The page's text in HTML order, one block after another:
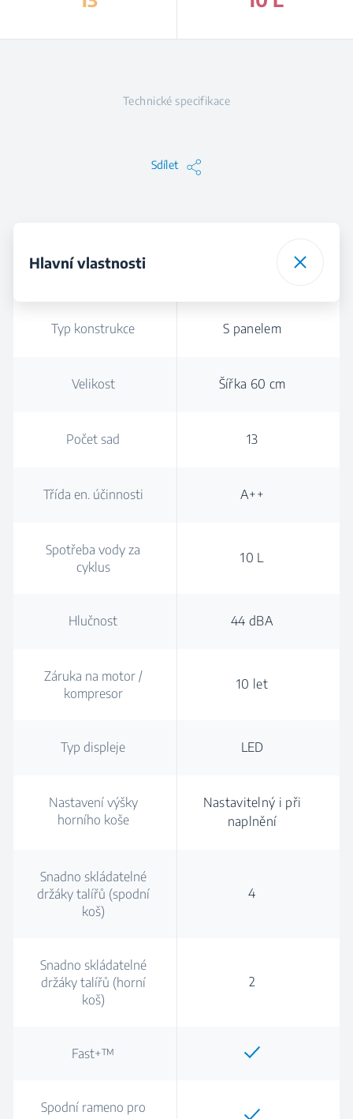
Technické specifikace
Sdílet
Hlavní vlastnosti
Typ konstrukce S panelem
Velikost Šířka 60 cm
Počet sad 13
Třída en. účinnosti A++
Spotřeba vody za
cyklus
10 L
Hlučnost 44 dBA
Záruka na motor /
kompresor
10 let
Typ displeje LED
Nastavení výšky
horního koše
Nastavitelný i při
naplnění
Snadno skládatelné
držáky talířů (spodní
koš)
4
Snadno skládatelné
držáky talířů (horní
koš)
2
Fast+™
Spodní rameno pro